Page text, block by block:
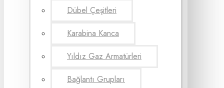
Dübel Çeşitleri
Karabina Kanca
Yıldız Gaz Armatürleri
Bağlantı Grupları